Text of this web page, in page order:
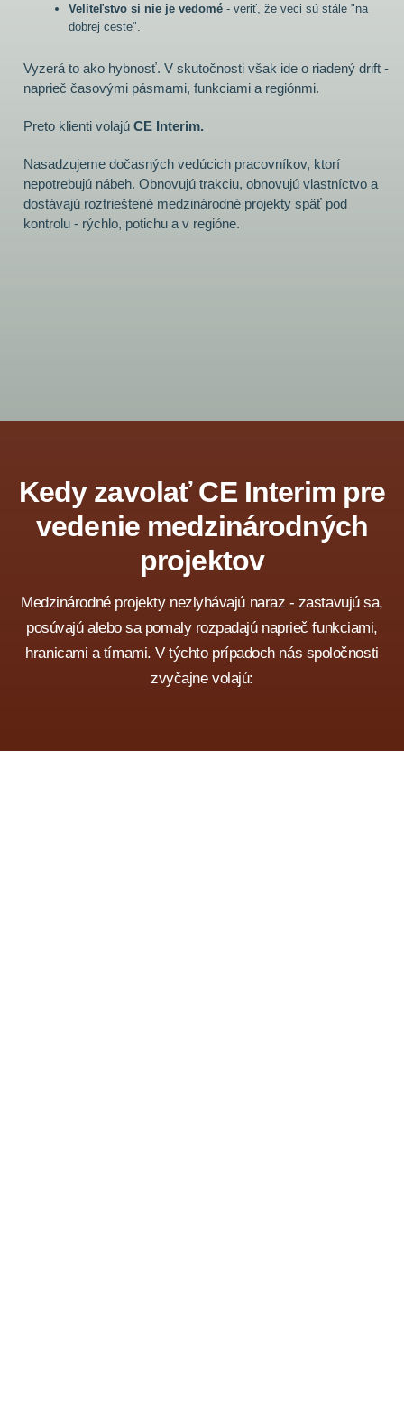
Veliteľstvo si nie je vedomé - veriť, že veci sú stále "na
dobrej ceste".
Vyzerá to ako hybnosť. V skutočnosti však ide o riadený drift -
naprieč časovými pásmami, funkciami a regiónmi.
Preto klienti volajú CE Interim.
Nasadzujeme dočasných vedúcich pracovníkov, ktorí
nepotrebujú nábeh. Obnovujú trakciu, obnovujú vlastníctvo a
dostávajú roztrieštené medzinárodné projekty späť pod
kontrolu - rýchlo, potichu a v regióne.
Kedy zavolať CE Interim pre
vedenie medzinárodných
projektov
Medzinárodné projekty nezlyhávajú naraz - zastavujú sa,
posúvajú alebo sa pomaly rozpadajú naprieč funkciami,
hranicami a tímami. V týchto prípadoch nás spoločnosti
zvyčajne volajú: